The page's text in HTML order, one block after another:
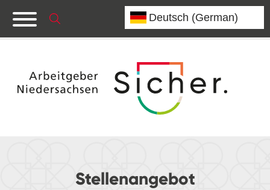
Stellenangebot